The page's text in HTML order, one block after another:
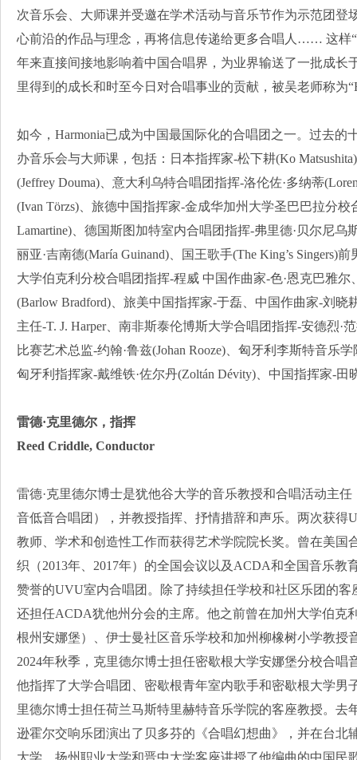
次音乐会、大师课并受邀在学术活动与音乐节作为示范团登
心前沿的作品与理念，再将信息传递给更多合唱人…… 这样
年来直接间接地影响着中国合唱界，为业界输送了一批成长
里得到的成长和时至今日对合唱事业的贡献，被吴老师称为
如今，Harmonia已成为中国最国际化的合唱团之一。过去
办音乐会与大师课，包括：日本指挥家-松下耕(Ko
(Jeffrey Douma)、意大利乌特合唱团指挥-洛伦佐·多纳蒂
(Ivan Törzs)、旅德中国指挥家-金成华加州大学圣巴巴拉分校
Lamartine)、德国斯图加特室内合唱团指挥-弗里德·贝尔尼乌
丽亚·吉南德(María Guinand)、国王歌手(The King’s Singers)
大学伯克利分校合唱团指挥-程威 中国作曲家-色·恩克巴雅
(Barlow Bradford)、旅美中国指挥家-于磊、中国作曲家-刘
主任-T. J. Harper、南非斯泰伦博斯大学合唱团指挥-安德烈·
比赛艺术总监-约翰·鲁兹(Johan Rooze)、匈牙利李斯特音乐
匈牙利指挥家-戴维铁·佐尔丹(Zoltán Dévity)、中国指挥家-田
雷德·克里德尔，指挥
Reed Criddle, Conductor
雷德·克里德尔博士是犹他谷大学的音乐教授和合唱活动主任
音低音合唱团），并教授指挥、抒情措辞和声乐。两次获
教师、学术和创造性工作而获得艺术学院院长奖。曾在美国
织（2013年、2017年）的全国会议以及ACDA和全国音乐教
赞誉的UVU室内合唱团。除了持续担任学校和社区乐团的
还担任ACDA犹他州分会的主席。他之前曾在加州大学伯克
根州安娜堡）、伊士曼社区音乐学校和加州柳橡树小学教授
2024年秋季，克里德尔博士担任密歇根大学安娜堡分校合
他指挥了大学合唱团、密歇根青年室内歌手和密歇根大学男
里德尔博士担任荷兰马斯特里赫特音乐学院的客座教授。去
逊霍尔交响乐团演出了贝多芬的《合唱幻想曲》，并在台北
大学、扬州职业大学和晋中大学客座讲授了他编曲的中国民